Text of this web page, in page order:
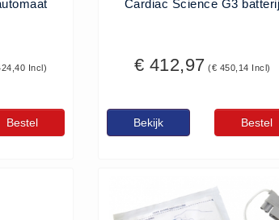
Incl)
Bestel
Cardiac Science G3 batterij
€ 412,97 (€ 450,14 Incl)
Bekijk Bestel